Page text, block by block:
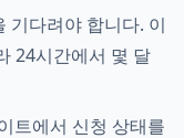
기다려야 합니다. 이
24시간에서 몇 달
트에서 신청 상태를